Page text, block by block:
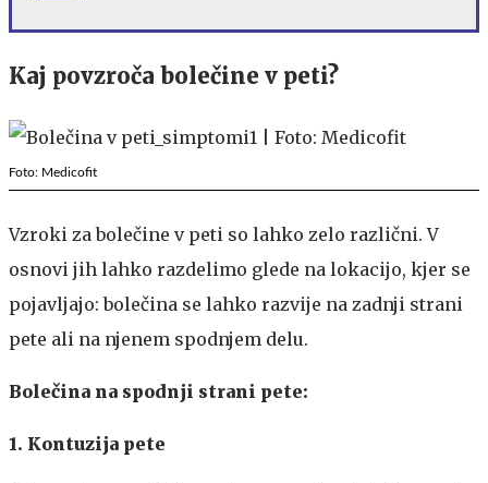
Kaj povzroča bolečine v peti?
Foto: Medicofit
Vzroki za bolečine v peti so lahko zelo različni. V
osnovi jih lahko razdelimo glede na lokacijo, kjer se
pojavljajo: bolečina se lahko razvije na zadnji strani
pete ali na njenem spodnjem delu.
Bolečina na spodnji strani pete:
1. Kontuzija pete